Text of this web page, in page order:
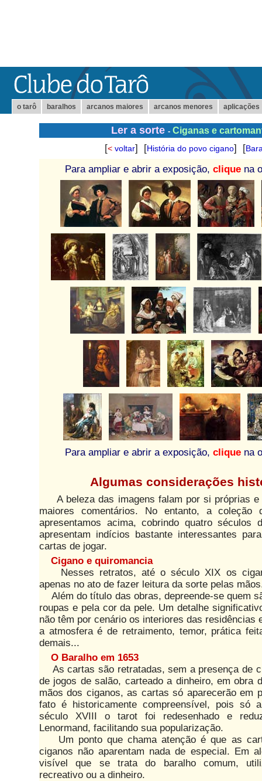
o tarô baralhos arcanos maiores arcanos menores aplicações
Ler a sorte - Ciganas e
[< voltar] [História do povo cigano] [
Para ampliar e abrir a exposição, clique na
Para ampliar e abrir a exposição, clique na
Algumas considerações
A beleza das imagens falam por si próprias e
maiores comentários. No entanto, a coleção
apresentamos acima, cobrindo quatro séculos
apresentam indícios bastante interessantes
cartas de jogar.
Cigano e quiromancia
Nesses retratos, até o século XIX os
apenas no ato de fazer leitura da sorte pelas
Além do título das obras, depreende-se quem
roupas e pela cor da pele. Um detalhe
não têm por cenário os interiores das residências
a atmosfera é de retraimento, temor, prática
demais...
O Baralho em 1653
As cartas são retratadas, sem a presença de
de jogos de salão, carteado a dinheiro, em obra
mãos dos ciganos, as cartas só aparecerão em
fato é historicamente compreensível, pois só
século XVIII o tarot foi redesenhado e
Lenormand, facilitando sua popularização.
Um ponto que chama atenção é que as
ciganos não aparentam nada de especial. Em
visível que se trata do baralho comum,
recreativo ou a dinheiro.